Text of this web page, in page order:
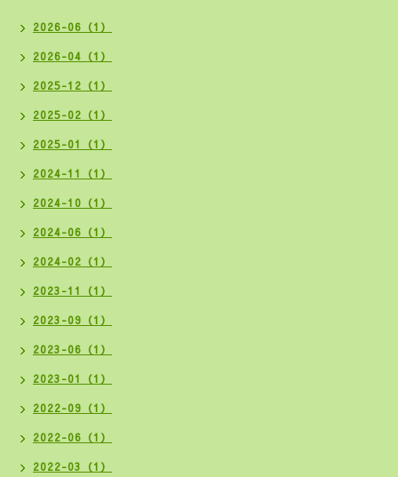
2026-06（1）
2026-04（1）
2025-12（1）
2025-02（1）
2025-01（1）
2024-11（1）
2024-10（1）
2024-06（1）
2024-02（1）
2023-11（1）
2023-09（1）
2023-06（1）
2023-01（1）
2022-09（1）
2022-06（1）
2022-03（1）